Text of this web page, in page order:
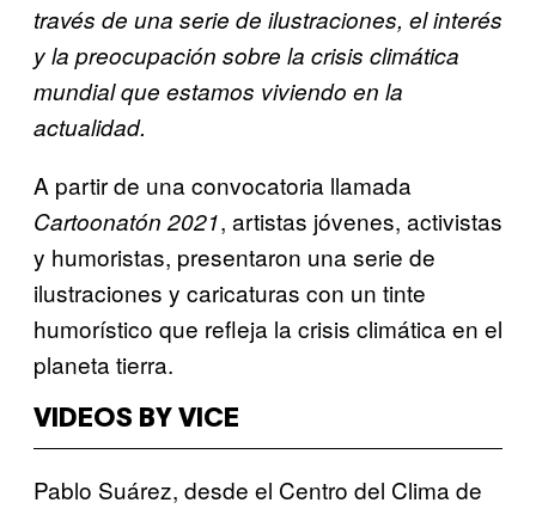
través de una serie de ilustraciones, el interés
y la preocupación sobre la crisis climática
mundial que estamos viviendo en la
actualidad.
A partir de una convocatoria llamada
Cartoonatón 2021, artistas jóvenes, activistas
y humoristas, presentaron una serie de
ilustraciones y caricaturas con un tinte
humorístico que refleja la crisis climática en el
planeta tierra.
VIDEOS BY VICE
Pablo Suárez, desde el Centro del Clima de